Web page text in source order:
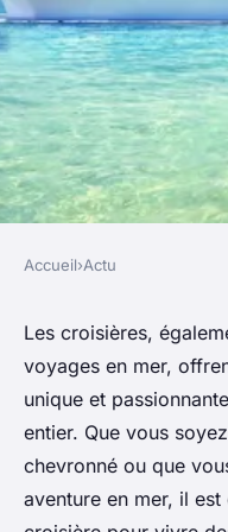
Comment
parfaite
rêve ?
admin•5 avril 2024• 8
Accueil›Actu
Les croisières,
voyages en mer,
unique et
entier. Que vous
chevronné ou que
aventure en mer, il